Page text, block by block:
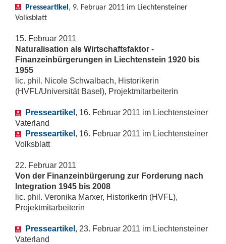
Presseartikel, 9. Februar 2011 im Liechtensteiner
Volksblatt
15. Februar 2011
Naturalisation als Wirtschaftsfaktor -
Finanzeinbürgerungen in Liechtenstein 1920 bis
1955
lic. phil. Nicole Schwalbach, Historikerin
(HVFL/Universität Basel), Projektmitarbeiterin
Presseartikel , 16. Februar 2011 im Liechtensteiner
Vaterland
Presseartikel , 16. Februar 2011 im Liechtensteiner
Volksblatt
22. Februar 2011
Von der Finanzeinbürgerung zur Forderung nach
Integration 1945 bis 2008
lic. phil. Veronika Marxer, Historikerin (HVFL),
Projektmitarbeiterin
Presseartikel , 23. Februar 2011 im Liechtensteiner
Vaterland